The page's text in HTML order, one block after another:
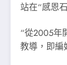
站在“感恩
“從2005年
教導，即編